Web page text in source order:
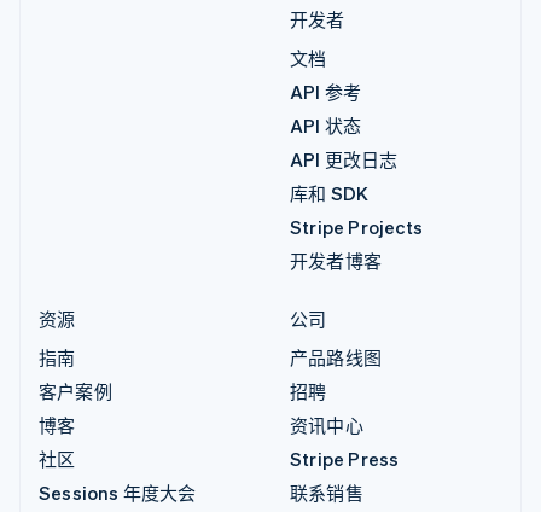
开发者
文档
API 参考
API 状态
API 更改日志
库和 SDK
Stripe Projects
开发者博客
资源
指南
客户案例
博客
社区
Sessions 年度大会
公司
产品路线图
招聘
资讯中心
Stripe Press
联系销售